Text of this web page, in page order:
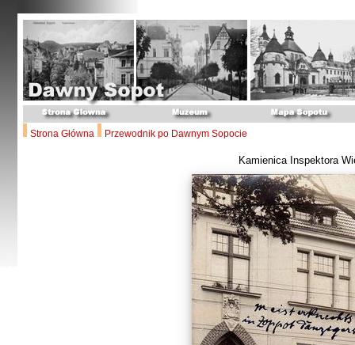
Strona Główna Przewodnik po Dawnym Sopocie
Kamienica Inspektora